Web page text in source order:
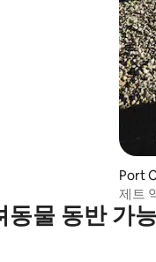
Port
제트
콘도
동물 동반 가